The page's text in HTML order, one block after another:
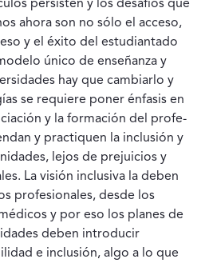
persisten y los desa­fíos que
ahora son no sólo el acceso,
y el éxito del estudiantado
único de enseñanza y
hay que cambiarlo y
se requiere poner énfasis en
y la formación del profe­
y practiquen la inclusión y
lejos de prejuicios y
La visión inclusiva la deben
profesionales, desde los
y por eso los planes de
deben introducir
e inclusión, algo a lo que